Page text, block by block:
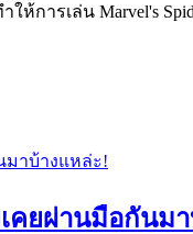
ห้การเล่น Marvel's
คยผ่านมือกันม